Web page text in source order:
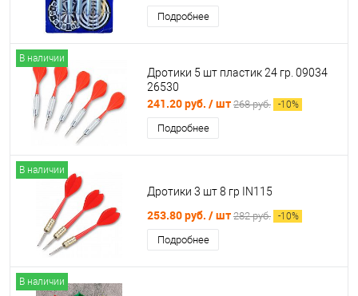
Подробнее
В наличии
Дротики 5 шт пластик 24 гр. 09034
26530
241.20 руб. / шт 268 руб. -10%
Подробнее
В наличии
Дротики 3 шт 8 гр IN115
253.80 руб. / шт 282 руб. -10%
Подробнее
В наличии